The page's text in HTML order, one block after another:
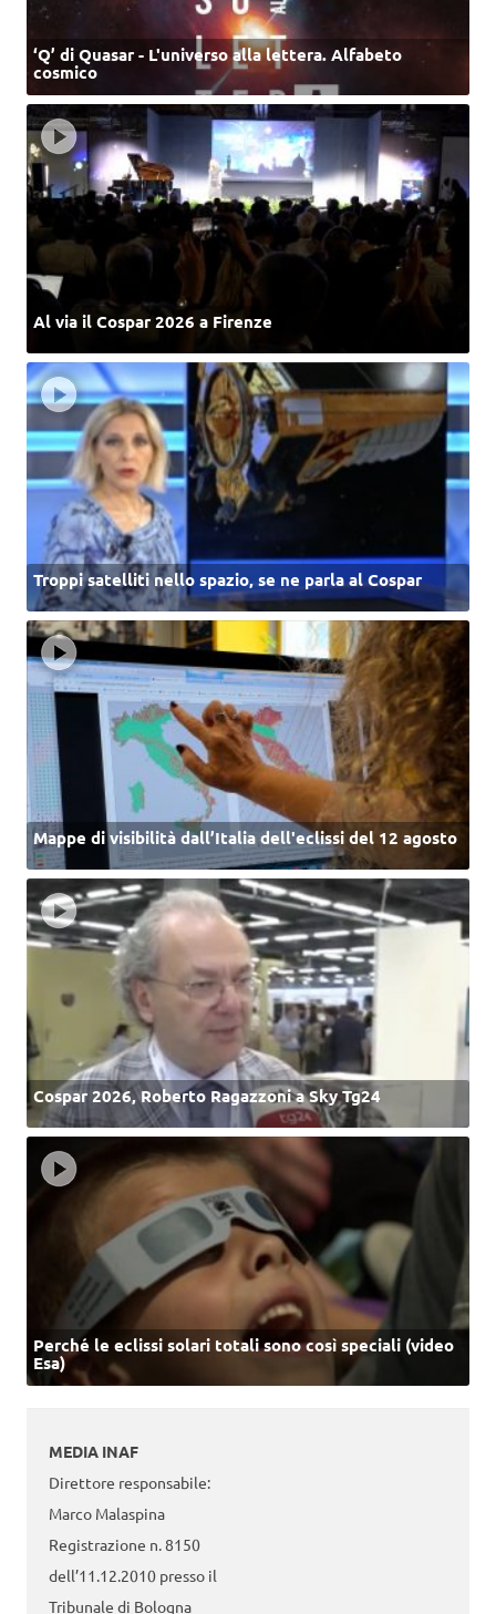
‘Q’ di Quasar - L'universo alla lettera. Alfabeto
cosmico
Al via il Cospar 2026 a Firenze
Troppi satelliti nello spazio, se ne parla al Cospar
Mappe di visibilità dall’Italia dell'eclissi del 12 agosto
Cospar 2026, Roberto Ragazzoni a Sky Tg24
Perché le eclissi solari totali sono così speciali (video
Esa)
MEDIA INAF
Direttore responsabile:
Marco Malaspina
Registrazione n. 8150
dell’11.12.2010 presso il
Tribunale di Bologna